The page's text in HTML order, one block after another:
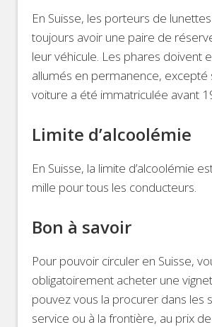
En Suisse, les porteurs de
toujours avoir une paire de
leur véhicule. Les phares doivent
allumés en permanence, excepté
voiture a été immatriculée avant
Limite d’alcoolémie
En Suisse, la limite d’alcoolémie
mille pour tous les conducteurs.
Bon à savoir
Pour pouvoir circuler en Suisse,
obligatoirement acheter une
pouvez vous la procurer dans les
service ou à la frontière, au prix